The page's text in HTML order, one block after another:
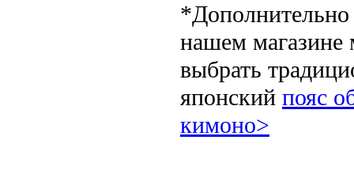
*Дополнительно
нашем
выбрать
японский пояс
кимоно>